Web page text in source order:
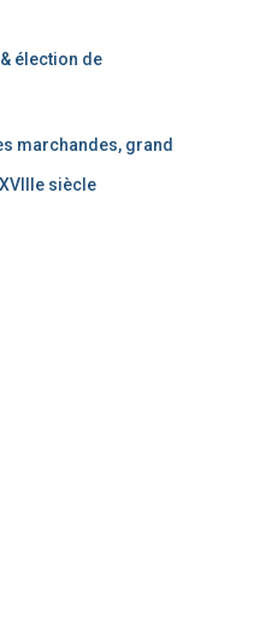
élection de
marchandes, grand
siècle